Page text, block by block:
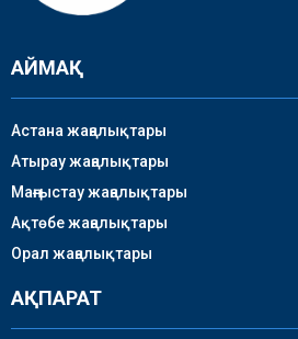
АЙМАҚ
Астана жаңалықтары
Атырау жаңалықтары
Маңғыстау жаңалықтары
Ақтөбе жаңалықтары
Орал жаңалықтары
АҚПАРАТ